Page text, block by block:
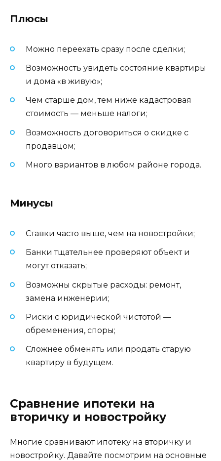
Плюсы
Можно переехать сразу после сделки;
Возможность увидеть состояние квартиры
и дома «в живую»;
Чем старше дом, тем ниже кадастровая
стоимость — меньше налоги;
Возможность договориться о скидке с
продавцом;
Много вариантов в любом районе города.
Минусы
Ставки часто выше, чем на новостройки;
Банки тщательнее проверяют объект и
могут отказать;
Возможны скрытые расходы: ремонт,
замена инженерии;
Риски с юридической чистотой —
обременения, споры;
Сложнее обменять или продать старую
квартиру в будущем.
Сравнение ипотеки на
вторичку и новостройку
Многие сравнивают ипотеку на вторичку и
новостройку. Давайте посмотрим на основные